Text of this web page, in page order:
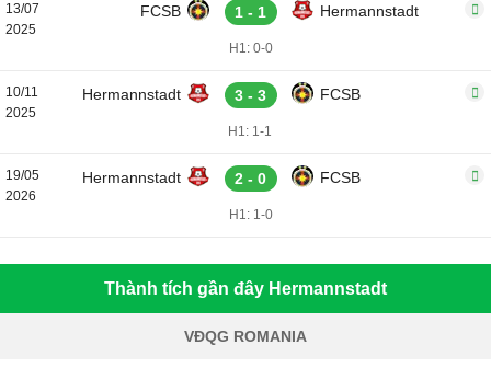
13/07
2025
FCSB 1 - 1 Hermannstadt
H1: 0-0
10/11
2025
Hermannstadt 3 - 3 FCSB
H1: 1-1
19/05
2026
Hermannstadt 2 - 0 FCSB
H1: 1-0
Thành tích gần đây Hermannstadt
VĐQG ROMANIA